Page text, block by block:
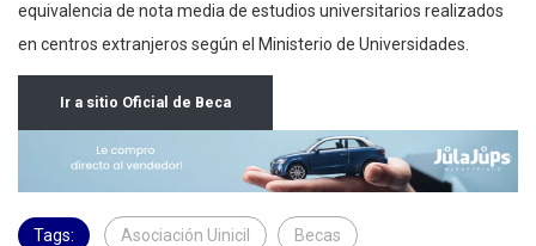
equivalencia de nota media de estudios universitarios realizados
en centros extranjeros según el Ministerio de Universidades.
Ir a sitio Oficial de Beca
Tags: Asociación Uinicil Becas